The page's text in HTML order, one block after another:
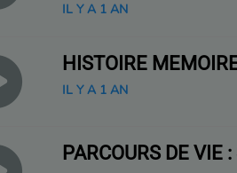
IL Y A 1 AN
HISTOIRE
IL Y A 1 AN
PARCOURS DE VIE